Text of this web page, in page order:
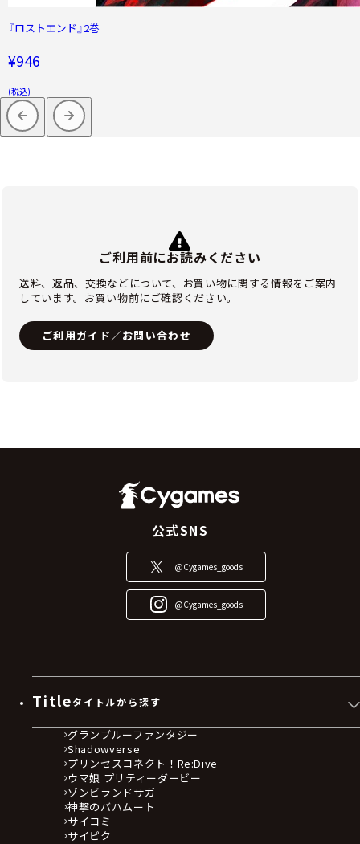
『ロストエンド』2巻
¥946
(税込)
ご利用前にお読みください
送料、返品、交換などについて、お買い物に関する情報をご案内
しています。お買い物前にご確認ください。
ご利用ガイド／お問い合わせ
公式SNS
@Cygames_goods
@Cygames_goods
Titleタイトルから探す
グランブルーファンタジー
Shadowverse
プリンセスコネクト！Re:Dive
ウマ娘 プリティーダービー
ゾンビランドサガ
神撃のバハムート
サイコミ
サイピク